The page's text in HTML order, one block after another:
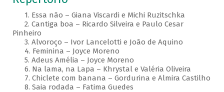
1. Essa não – Giana Viscardi e Michi Ruzitschka
2. Cantiga boa – Ricardo Silveira e Paulo Cesar
Pinheiro
3. Alvoroço – Ivor Lancelotti e João de Aquino
4. Feminina – Joyce Moreno
5. Adeus Amélia – Joyce Moreno
6. Na lama, na Lapa – Khrystal e Valéria Oliveira
7. Chiclete com banana – Gordurina e Almira Castilho
8. Saia rodada – Fatima Guedes